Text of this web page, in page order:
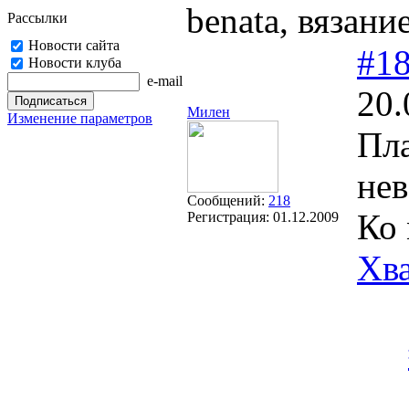
Рассылки
Новости сайта
Новости клуба
e-mail
Изменение параметров
benata,
Милен
Сообщений: 218
Регистрация: 01.12.2009
Ко